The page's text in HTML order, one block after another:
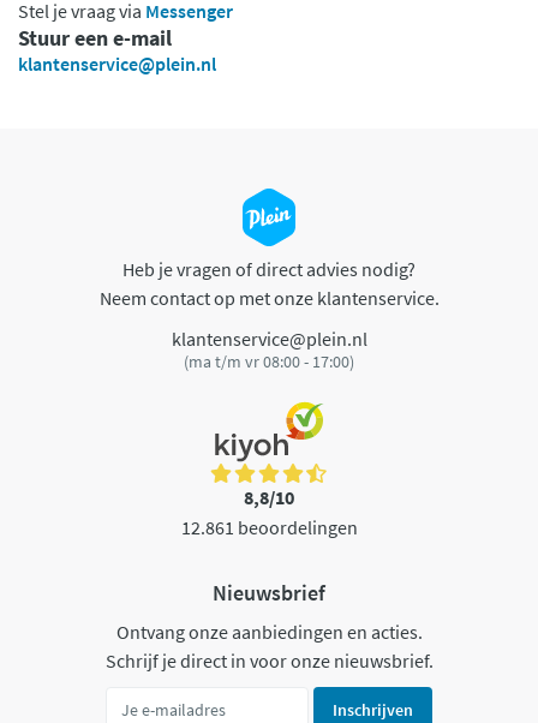
Stel je vraag via Messenger
Stuur een e-mail
klantenservice@plein.nl
Heb je vragen of direct advies nodig?
Neem contact op met onze klantenservice.
klantenservice@plein.nl
(ma t/m vr 08:00 - 17:00)
8,8/10
12.861 beoordelingen
Nieuwsbrief
Ontvang onze aanbiedingen en acties.
Schrijf je direct in voor onze nieuwsbrief.
Inschrijven